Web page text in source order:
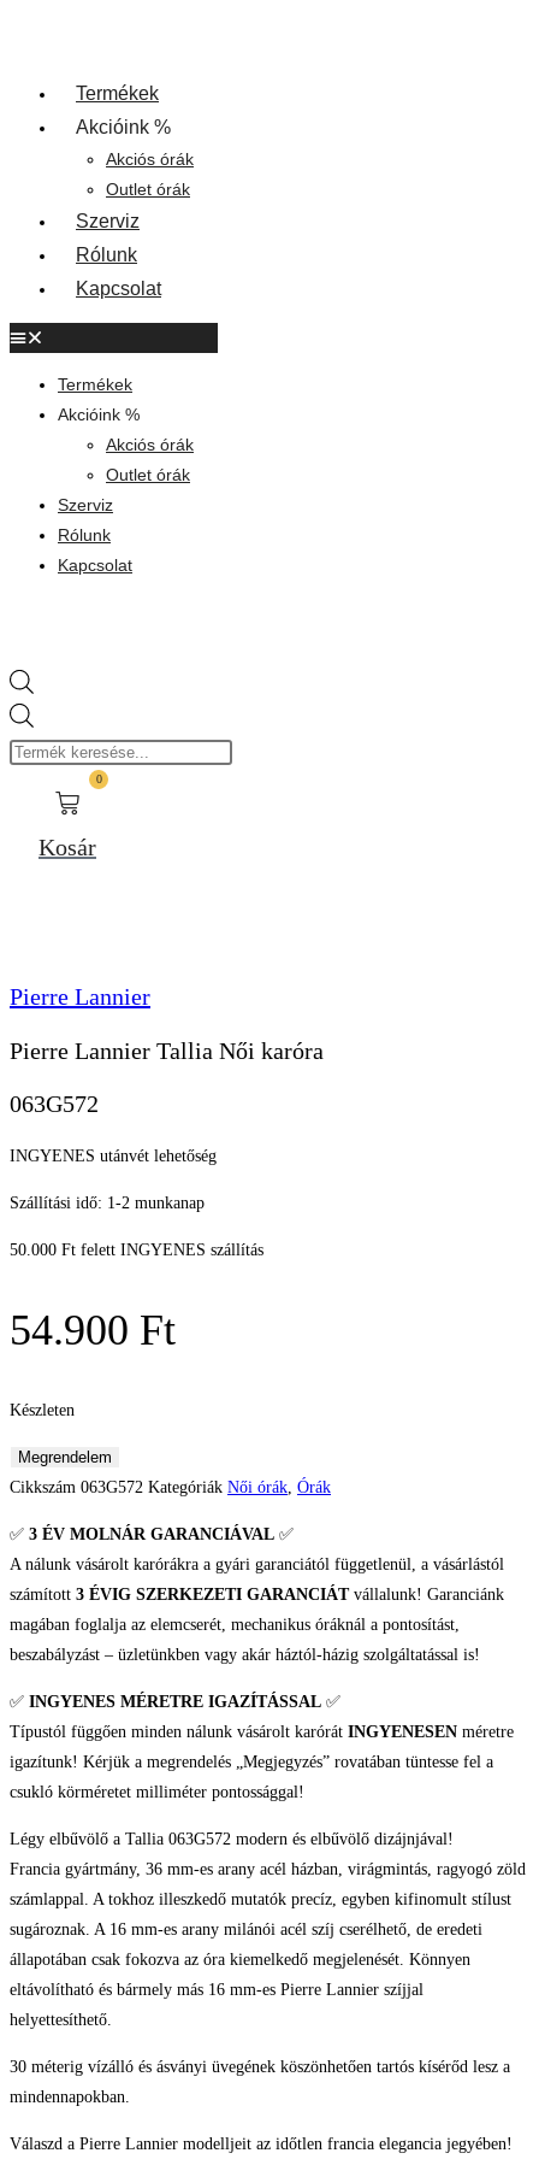
Termékek
Akcióink %
Akciós órák
Outlet órák
Szerviz
Rólunk
Kapcsolat
Termékek
Akcióink %
Akciós órák
Outlet órák
Szerviz
Rólunk
Kapcsolat
search
0
Kosár
Pierre Lannier
Pierre Lannier Tallia Női karóra
063G572
INGYENES utánvét lehetőség
Szállítási idő: 1-2 munkanap
50.000 Ft felett INGYENES szállítás
54.900 Ft
Készleten
Pierre
Lannier
Női
Megrendelem
Cikkszám 063G572 Kategóriák Női órák, Órák
✅ 3 ÉV MOLNÁR GARANCIÁVAL ✅
A nálunk vásárolt karórákra a gyári garanciától függetlenül, a vásárlástól
számított 3 ÉVIG SZERKEZETI GARANCIÁTvállalunk! Garanciánk
magában foglalja az elemcserét, mechanikus óráknál a pontosítást,
beszabályzást – üzletünkben vagy akár háztól-házig szolgáltatással is!
✅ INGYENES MÉRETRE IGAZÍTÁSSAL ✅
Típustól függően minden nálunk vásárolt karórát INGYENESEN méretre
igazítunk! Kérjük a megrendelés „Megjegyzés” rovatában tüntesse fel a
csukló körméretet milliméter pontossággal!
Légy elbűvölő a Tallia 063G572 modern és elbűvölő dizájnjával!
Francia gyártmány, 36 mm-es arany acél házban, virágmintás, ragyogó zöld
számlappal. A tokhoz illeszkedő mutatók precíz, egyben kifinomult stílust
sugároznak. A 16 mm-es arany milánói acél szíj cserélhető, de eredeti
állapotában csak fokozva az óra kiemelkedő megjelenését. Könnyen
eltávolítható és bármely más 16 mm-es Pierre Lannier szíjjal
helyettesíthető.
30 méterig vízálló és ásványi üvegének köszönhetően tartós kísérőd lesz a
mindennapokban.
Válaszd a Pierre Lannier modelljeit az időtlen francia elegancia jegyében!